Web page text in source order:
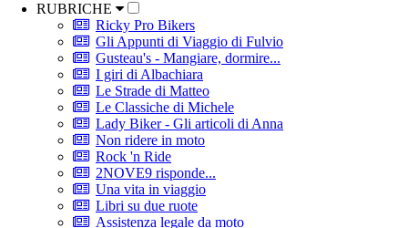
RUBRICHE
Ricky Pro Bikers
Gli Appunti di Viaggio di Fulvio
Gusteau's - Mangiare, dormire...
I giri di Albachiara
Le Strade di Matteo
Le Classiche di Michele
Lady Biker - Gli articoli di Anna
Non ridere in moto
Rock 'n Ride
2NOVE9 risponde...
Una vita in viaggio
Libri su due ruote
Assistenza legale da moto